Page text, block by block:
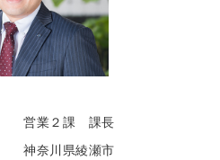
営業２課 課長
神奈川県綾瀬市